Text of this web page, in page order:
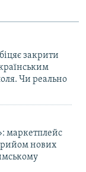
закрити
Чи реально
маркетплейс
нових